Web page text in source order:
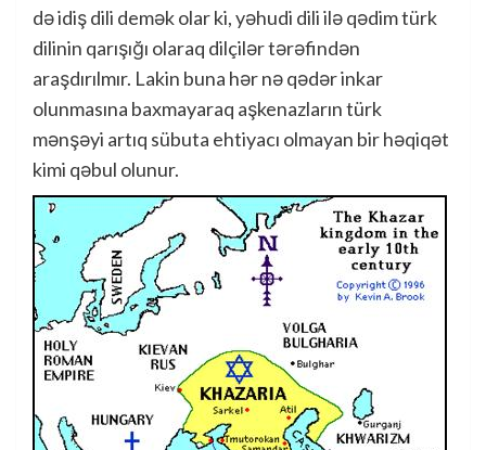
də idiş dili demək olar ki, yəhudi dili ilə qədim türk
dilinin qarışığı olaraq dilçilər tərəfindən
araşdırılmır. Lakin buna hər nə qədər inkar
olunmasına baxmayaraq aşkenazların türk
mənşəyi artıq sübuta ehtiyacı olmayan bir həqiqət
kimi qəbul olunur.